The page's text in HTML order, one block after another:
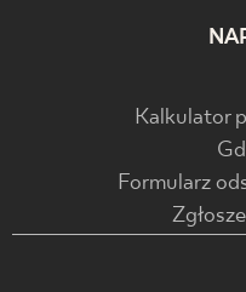
Kalkulator
Formularz